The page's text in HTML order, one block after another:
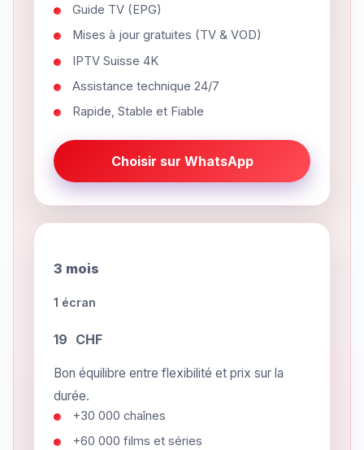
Guide TV (EPG)
Mises à jour gratuites (TV & VOD)
IPTV Suisse 4K
Assistance technique 24/7
Rapide, Stable et Fiable
Choisir sur WhatsApp
3 mois
1 écran
19 CHF
Bon équilibre entre flexibilité et prix sur la
durée.
+30 000 chaînes
+60 000 films et séries